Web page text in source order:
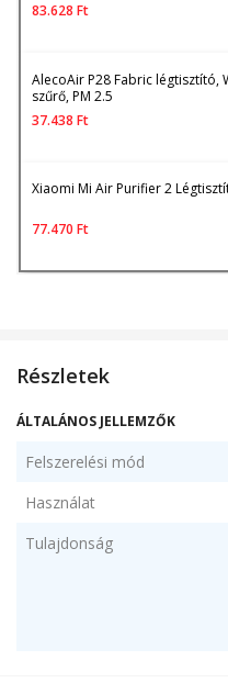
83.628 Ft
AlecoAir P28 Fabric légtisztító,
szűrő, PM 2.5
37.438 Ft
Xiaomi Mi Air Purifier 2
77.470 Ft
Részletek
ÁLTALÁNOS JELLEMZŐK
Felszerelési mód
Használat
Tulajdonság